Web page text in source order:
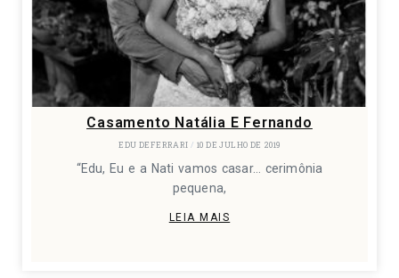
Casamento Natália E Fernando
EDU DEFERRARI 10 DE JULHO DE 2019
“Edu, Eu e a Nati vamos casar… cerimônia
pequena,
LEIA MAIS